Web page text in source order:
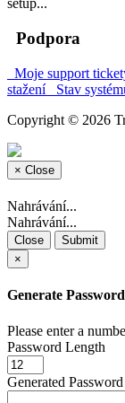
setup...
Podpora
Moje support
stažení
Stav
Copyright © 2026
× Close
Nahrávání...
Nahrávání...
Close
Submit
×
Generate Password
Please enter a
Password Length
Generated Password